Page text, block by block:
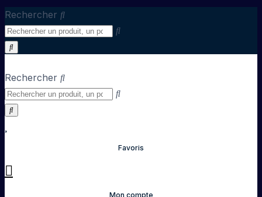
Rechercher
Rechercher
Favoris
Mon compte